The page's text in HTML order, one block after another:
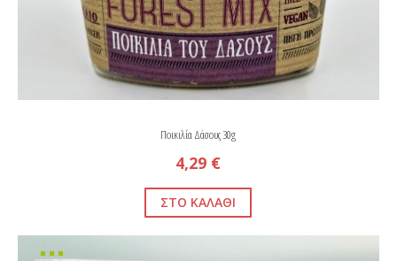
Ποικιλία Δάσους 30g
4,29 €